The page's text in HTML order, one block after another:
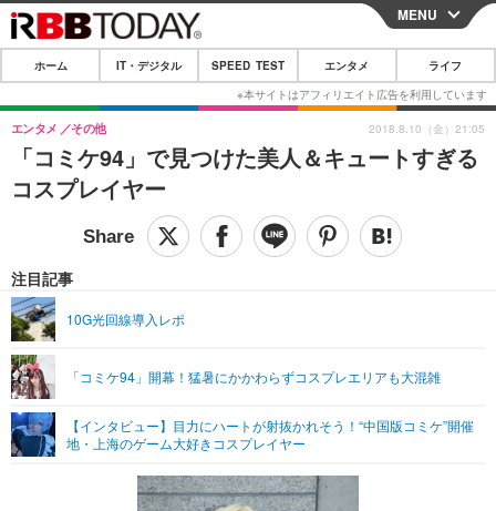
CLOSE
ホーム
IT・デジタル
IT・デジタルTOP スマートフォン
ショッピング その他
SPEED TEST
エンタメTOP 映画・ドラマ
グラビア ブログ
ショッピング その他
ライフTOP
リリース一覧
プッシュ通知の停止方法
MENU
ホーム IT・デジタル SPEED TEST エンタメ ライフ
「コミケ94」で見つけた美人＆キュートすぎる
コスプレイヤー
エンタメ その他
注目記事
10G光回線導入レポ
「コミケ94」開幕！猛暑にかかわらずコスプレエリアも大混雑
【インタビュー】目力にハートが射抜かれそう！“中国版コミケ”開催
地・上海のゲーム大好きコスプレイヤー
2018.8.10（金）21:05